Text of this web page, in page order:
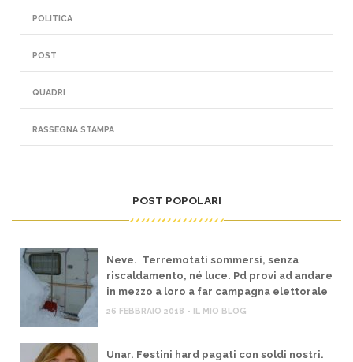
POLITICA
POST
QUADRI
RASSEGNA STAMPA
POST POPOLARI
Neve. Terremotati sommersi, senza
riscaldamento, né luce. Pd provi ad andare
in mezzo a loro a far campagna elettorale
26 FEBBRAIO 2018 - IL MIO BLOG
Unar. Festini hard pagati con soldi nostri.